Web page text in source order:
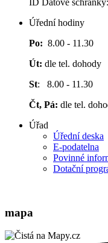
ID Datové
Úřední hodiny
Po: 8.00 - 11.30
Út: dle tel. dohody
St: 8.00 - 11.30
Čt, Pá: dle tel.
Úřad
Úřední deska
E-podatelna
Povinné
Dotační
mapa